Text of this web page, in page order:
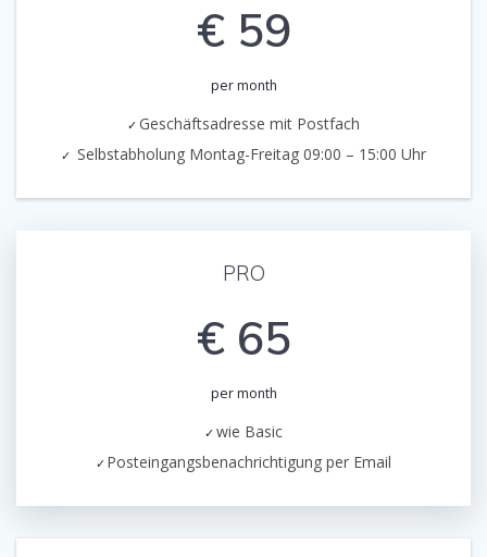
€ 59
per month
Geschäftsadresse mit Postfach
Selbstabholung Montag-Freitag 09:00 – 15:00 Uhr
PRO
€ 65
per month
wie Basic
Posteingangsbenachrichtigung per Email